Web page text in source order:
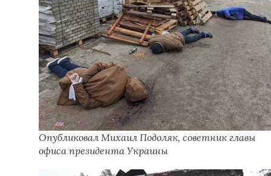
Опубликовал Михаил Подоляк, советник главы
офиса президента Украины